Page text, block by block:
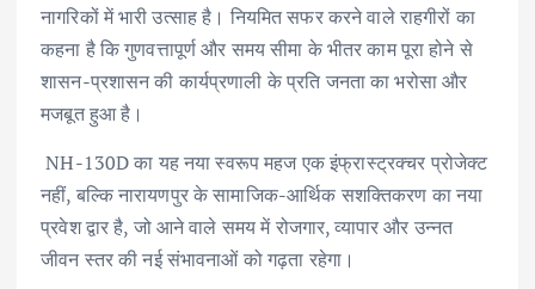
नागरिकों में भारी उत्साह है। नियमित सफर करने वाले राहगीरों का
कहना है कि गुणवत्तापूर्ण और समय सीमा के भीतर काम पूरा होने से
शासन-प्रशासन की कार्यप्रणाली के प्रति जनता का भरोसा और
मजबूत हुआ है।
​ NH-130D का यह नया स्वरूप महज एक इंफ्रास्ट्रक्चर प्रोजेक्ट
नहीं, बल्कि नारायणपुर के सामाजिक-आर्थिक सशक्तिकरण का नया
प्रवेश द्वार है, जो आने वाले समय में रोजगार, व्यापार और उन्नत
जीवन स्तर की नई संभावनाओं को गढ़ता रहेगा।